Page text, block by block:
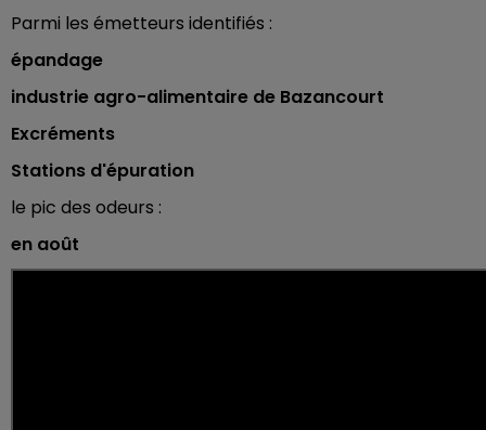
Parmi les émetteurs identifiés :
épandage
industrie agro-alimentaire de Bazancourt
Excréments
Stations d'épuration
le pic des odeurs :
en août